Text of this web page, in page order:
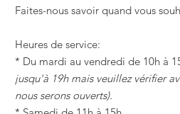
Faites-nous savoir quand vous
Heures de service:
* Du mardi au vendredi de 10h à
jusqu'à 19h mais veuillez vérifier
nous serons ouverts).